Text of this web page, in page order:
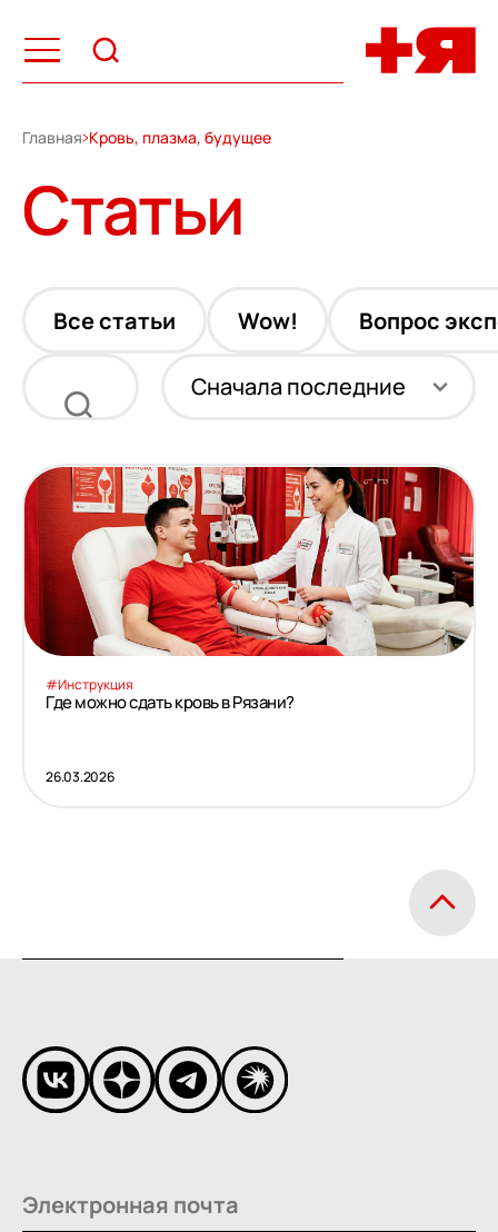
Главная Кровь, плазма, будущее
Статьи
Все статьи Wow! Вопрос
Сначала последние
#Инструкция
Где можно сдать кровь в Рязани?
26.03.2026